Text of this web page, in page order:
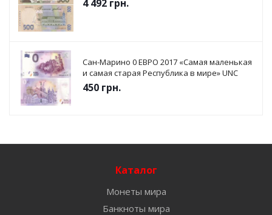
4 492 грн.
Сан-Марино 0 ЕВРО 2017 «Самая маленькая
и самая старая Республика в мире» UNC
450 грн.
Каталог
Монеты мира
Банкноты мира